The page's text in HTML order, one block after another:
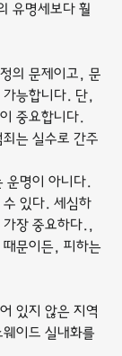
유명세보다 훨
의 문제이고, 문
가능합니다. 단,
중요합니다.
는 실수로 간주
운명이 아니다.
수 있다. 세심하
가장 중요하다.,
때문이든, 피하는
있지 않은 지역
이드 실내화를